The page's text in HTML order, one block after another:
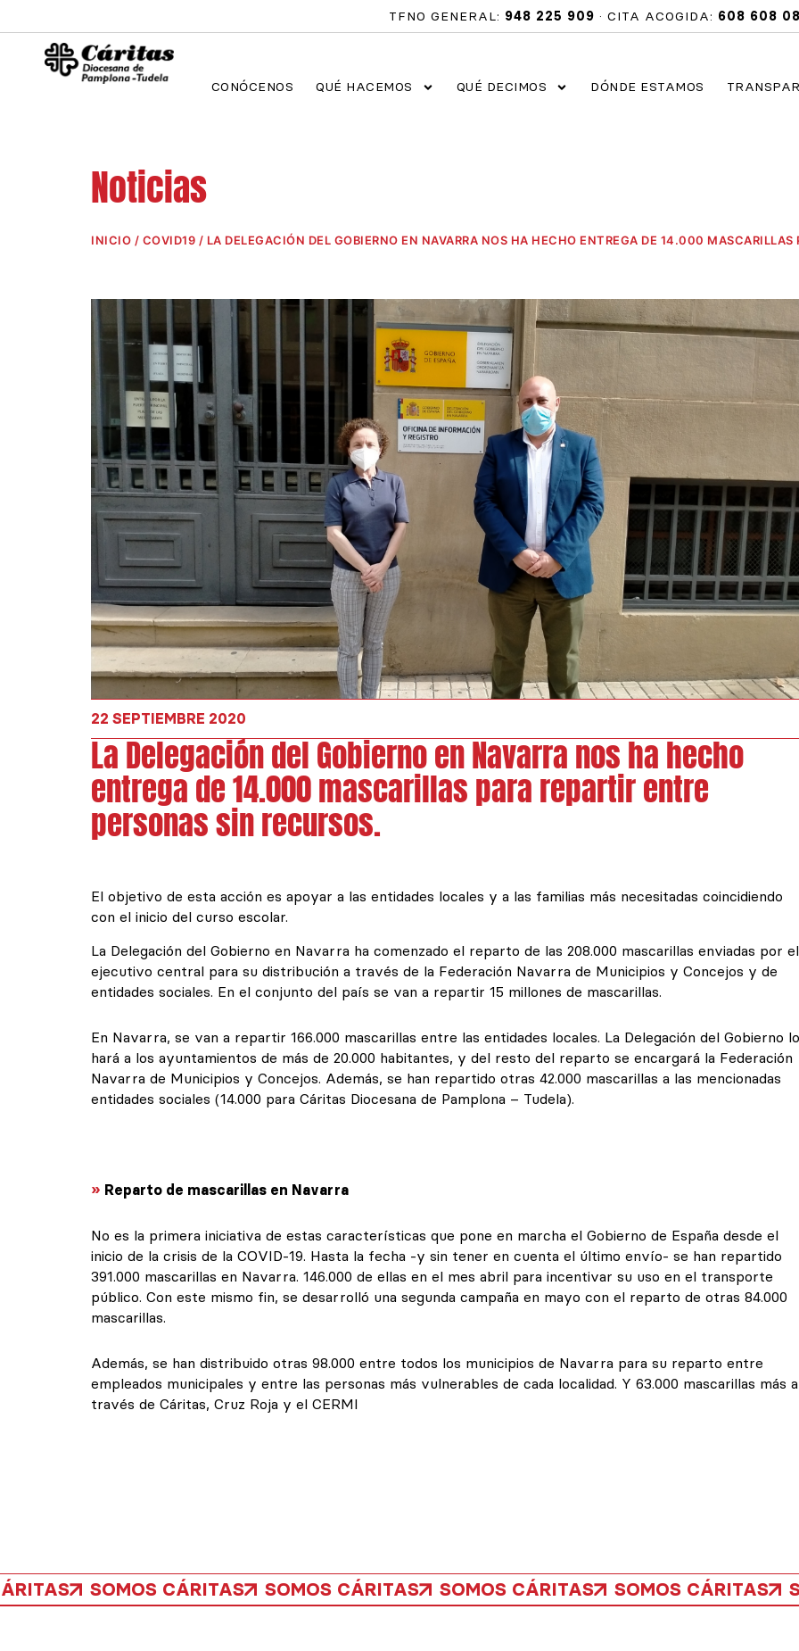
al
contenido
TFNO GENERAL: 948 225 909 · CITA ACOGIDA: 608 608
CONÓCENOS QUÉ HACEMOS QUÉ DECIMOS DÓNDE ESTAMOS
Noticias
INICIO / COVID19 / LA DELEGACIÓN DEL GOBIERNO EN NAVARRA NOS HA HECHO ENTREGA DE 14.000 MASCARILLAS
22 SEPTIEMBRE 2020
La Delegación del Gobierno en Navarra nos ha hecho
entrega de 14.000 mascarillas para repartir entre
personas sin recursos.
El objetivo de esta acción es apoyar a las entidades locales y a las familias más necesitadas coincidiendo
con el inicio del curso escolar.
La Delegación del Gobierno en Navarra ha comenzado el reparto de las 208.000 mascarillas enviadas por el
ejecutivo central para su distribución a través de la Federación Navarra de Municipios y Concejos y de
entidades sociales. En el conjunto del país se van a repartir 15 millones de mascarillas.
En Navarra, se van a repartir 166.000 mascarillas entre las entidades locales. La Delegación del Gobierno lo
hará a los ayuntamientos de más de 20.000 habitantes, y del resto del reparto se encargará la Federación
Navarra de Municipios y Concejos. Además, se han repartido otras 42.000 mascarillas a las mencionadas
entidades sociales (14.000 para Cáritas Diocesana de Pamplona – Tudela).
» Reparto de mascarillas en Navarra
No es la primera iniciativa de estas características que pone en marcha el Gobierno de España desde el
inicio de la crisis de la COVID-19. Hasta la fecha -y sin tener en cuenta el último envío- se han repartido
391.000 mascarillas en Navarra. 146.000 de ellas en el mes abril para incentivar su uso en el transporte
público. Con este mismo fin, se desarrolló una segunda campaña en mayo con el reparto de otras 84.000
mascarillas.
Además, se han distribuido otras 98.000 entre todos los municipios de Navarra para su reparto entre
empleados municipales y entre las personas más vulnerables de cada localidad. Y 63.000 mascarillas más a
través de Cáritas, Cruz Roja y el CERMI
SOMOS CÁRITAS SOMOS CÁRITAS SOMOS CÁRITAS SOMOS CÁRITAS